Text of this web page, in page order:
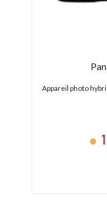
Appareil photo